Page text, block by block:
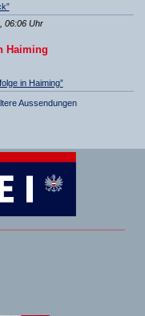
06:06 Uhr
Haiming
in Haiming”
Aussendungen